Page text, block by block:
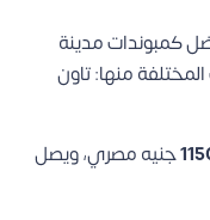
كمبوندات مدينة
منها: تاون
جنيه مصري، ويصل